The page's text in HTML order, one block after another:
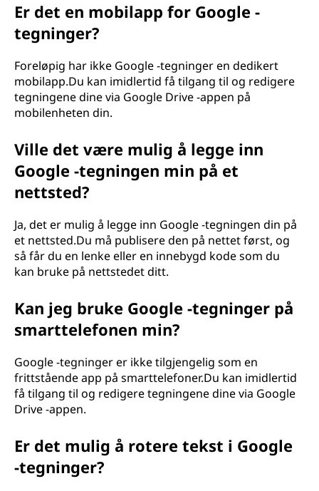
Er det en mobilapp for Google -
tegninger?
Foreløpig har ikke Google -tegninger en dedikert
mobilapp.Du kan imidlertid få tilgang til og redigere
tegningene dine via Google Drive -appen på
mobilenheten din.
Ville det være mulig å legge inn
Google -tegningen min på et
nettsted?
Ja, det er mulig å legge inn Google -tegningen din på
et nettsted.Du må publisere den på nettet først, og
så får du en lenke eller en innebygd kode som du
kan bruke på nettstedet ditt.
Kan jeg bruke Google -tegninger på
smarttelefonen min?
Google -tegninger er ikke tilgjengelig som en
frittstående app på smarttelefoner.Du kan imidlertid
få tilgang til og redigere tegningene dine via Google
Drive -appen.
Er det mulig å rotere tekst i Google
-tegninger?